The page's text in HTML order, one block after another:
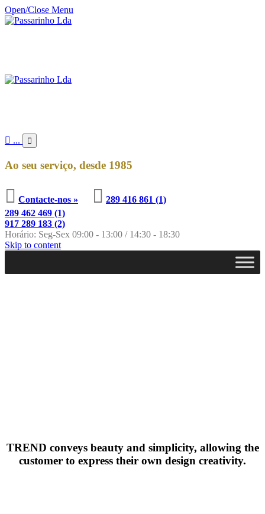
Open/Close Menu
 ... 
Ao seu serviço, desde 1985
 Contacte-nos »  289 416 861 (1)
289 462 469 (1)
917 289 183 (2)
Horário: Seg-Sex 09:00 - 13:00 / 14:30 - 18:30
Skip to content
TREND conveys beauty and simplicity, allowing the
customer to express their own design creativity.